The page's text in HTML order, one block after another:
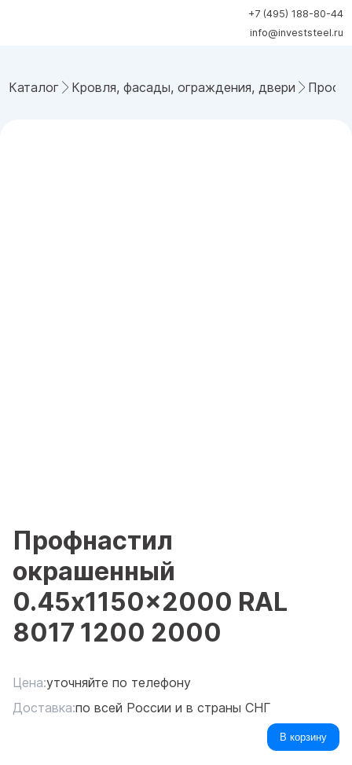
+7 (495) 188-80-44
info@investsteel.ru
Каталог Кровля, фасады, ограждения, двери
Профнастил
окрашенный
0.45x1150x2000 RAL
8017 1200 2000
Цена:уточняйте по телефону
Доставка:по всей России и в страны СНГ
В корзину